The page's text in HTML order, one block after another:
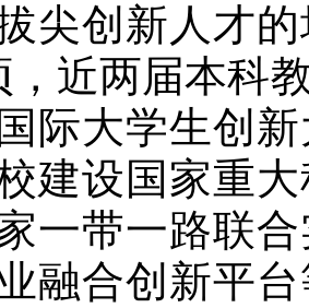
尖创新人才
，近两届本科
际大学生创
建设国家重
一带一路联
融合创新平